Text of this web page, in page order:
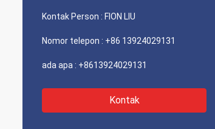
berkualitas tinggi dan akan menghubungi
Banyak
Kontak Person : FION LIU
Nomor telepon : +86 13924029131
ada apa : +8613924029131
Kontak